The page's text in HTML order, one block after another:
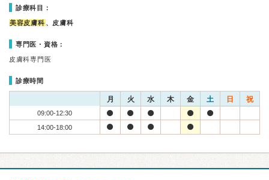
診療科目：
美容皮膚科 、皮膚科
専門医・資格：
皮膚科専門医
診療時間
月 火 水 木 金 土 日 祝
09:00-12:30
14:00-18:00